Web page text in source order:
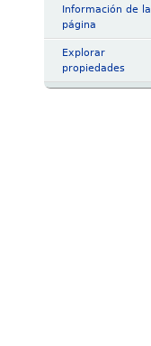
Información de la
página
Explorar
propiedades